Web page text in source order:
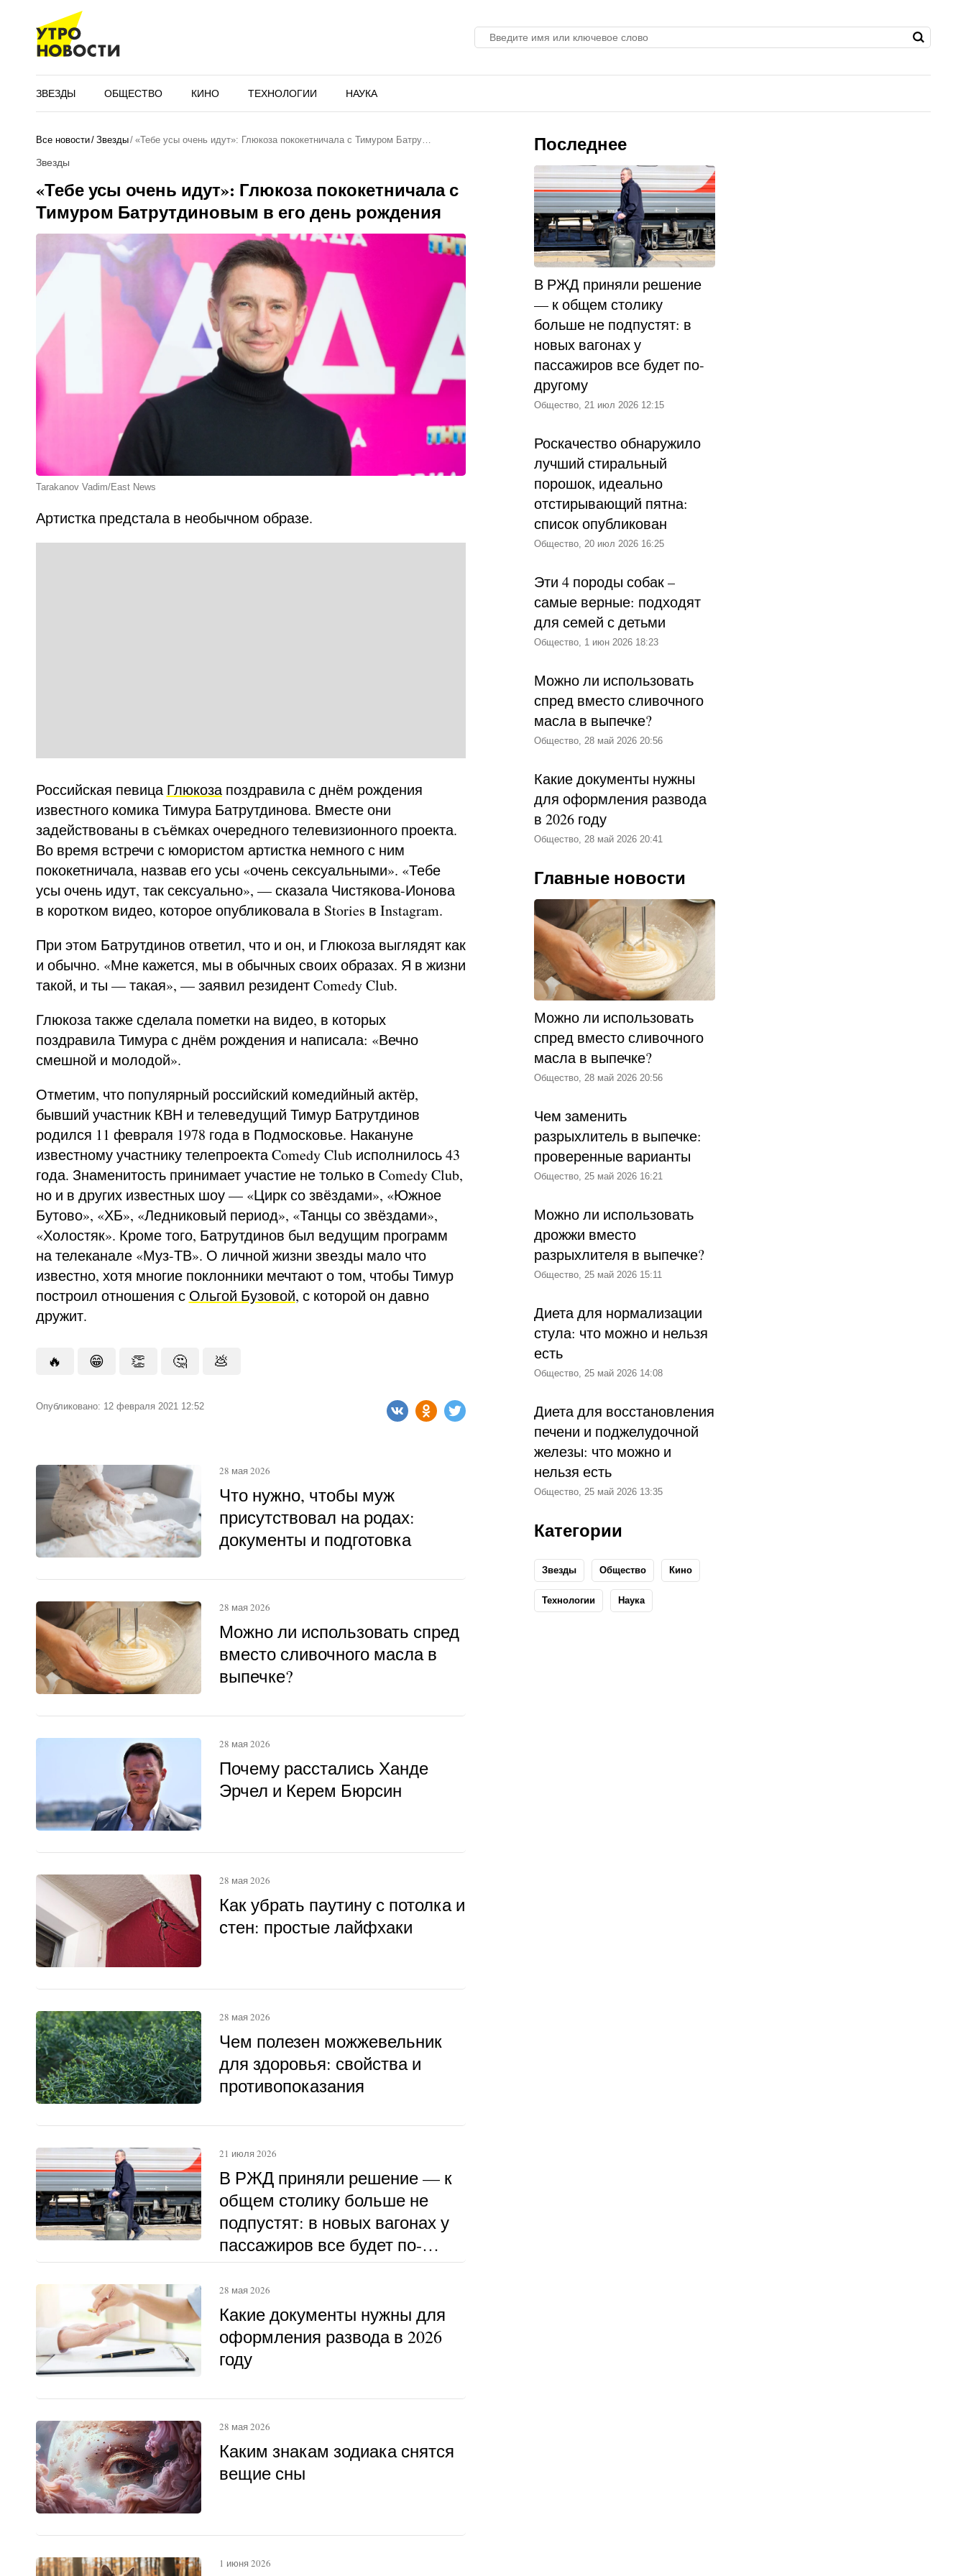
ЗВЕЗДЫ ОБЩЕСТВО КИНО ТЕХНОЛОГИИ НАУКА
Все новости Звезды «Тебе усы очень идут»: Глюкоза пококетничала с Тимуром Батру…
Звезды
«Тебе усы очень идут»: Глюкоза пококетничала с
Тимуром Батрутдиновым в его день рождения
Tarakanov Vadim/East News
Артистка предстала в необычном образе.
Российская певицаГлюкозапоздравила с днём рождения
известного комика Тимура Батрутдинова. Вместе они
задействованы в съёмках очередного телевизионного проекта.
Во время встречи с юмористом артистка немного с ним
пококетничала, назвав его усы «очень сексуальными». «Тебе
усы очень идут, так сексуально», — сказала Чистякова-Ионова
в коротком видео, которое опубликовала в Stories в Instagram.
При этом Батрутдинов ответил, что и он, и Глюкоза выглядят как
и обычно. «Мне кажется, мы в обычных своих образах. Я в жизни
такой, и ты — такая», — заявил резидент Comedy Club.
Глюкоза также сделала пометки на видео, в которых
поздравила Тимура с днём рождения и написала: «Вечно
смешной и молодой».
Отметим, что популярный российский комедийный актёр,
бывший участник КВН и телеведущий Тимур Батрутдинов
родился 11 февраля 1978 года в Подмосковье. Накануне
известному участнику телепроекта Comedy Club исполнилось 43
года. Знаменитость принимает участие не только в Comedy Club,
но и в других известных шоу — «Цирк со звёздами», «Южное
Бутово», «ХБ», «Ледниковый период», «Танцы со звёздами»,
«Холостяк». Кроме того, Батрутдинов был ведущим программ
на телеканале «Муз-ТВ». О личной жизни звезды мало что
известно, хотя многие поклонники мечтают о том, чтобы Тимур
построил отношения с Ольгой Бузовой, с которой он давно
дружит.
🔥 😁 👏 🤔 💩
Опубликовано: 12 февраля 2021 12:52
Что нужно, чтобы муж
присутствовал на родах:
документы и подготовка
28 мая 2026
Можно ли использовать спред
вместо сливочного масла в
выпечке?
28 мая 2026
Почему расстались Ханде
Эрчел и Керем Бюрсин
28 мая 2026
Как убрать паутину с потолка и
стен: простые лайфхаки
28 мая 2026
Чем полезен можжевельник
для здоровья: свойства и
противопоказания
28 мая 2026
В РЖД приняли решение — к
общем столику больше не
подпустят: в новых вагонах у
пассажиров все будет по-
другому
21 июля 2026
Какие документы нужны для
оформления развода в 2026
году
28 мая 2026
Каким знакам зодиака снятся
вещие сны
28 мая 2026
1 июня 2026
Последнее
В РЖД приняли решение
— к общем столику
больше не подпустят: в
новых вагонах у
пассажиров все будет по-
другому
Общество, 21 июл 2026 12:15
Роскачество обнаружило
лучший стиральный
порошок, идеально
отстирывающий пятна:
список опубликован
Общество, 20 июл 2026 16:25
Эти 4 породы собак –
самые верные: подходят
для семей с детьми
Общество, 1 июн 2026 18:23
Можно ли использовать
спред вместо сливочного
масла в выпечке?
Общество, 28 май 2026 20:56
Какие документы нужны
для оформления развода
в 2026 году
Общество, 28 май 2026 20:41
Главные новости
Можно ли использовать
спред вместо сливочного
масла в выпечке?
Общество, 28 май 2026 20:56
Чем заменить
разрыхлитель в выпечке:
проверенные варианты
Общество, 25 май 2026 16:21
Можно ли использовать
дрожжи вместо
разрыхлителя в выпечке?
Общество, 25 май 2026 15:11
Диета для нормализации
стула: что можно и нельзя
есть
Общество, 25 май 2026 14:08
Диета для восстановления
печени и поджелудочной
железы: что можно и
нельзя есть
Общество, 25 май 2026 13:35
Категории
Звезды Общество Кино
Технологии Наука